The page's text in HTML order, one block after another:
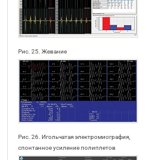
Рис. 25. Жевание
Рис. 26. Игольчатая электромиография,
спонтанное усиление полиплетов